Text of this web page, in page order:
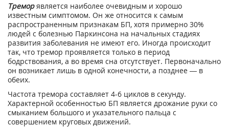
Треморявляется наиболее очевидным и хорошо
известным симптомом. Он же относится к самым
распространенным признакам БП, хотя примерно 30%
людей с болезнью Паркинсона на начальных стадиях
развития заболевания не имеют его. Иногда происходит
так, что тремор проявляется только в период
бодрствования, а во время сна отсутствует. Первоначально
он возникает лишь в одной конечности, а позднее — в
обеих.
Частота тремора составляет 4-6 циклов в секунду.
Характерной особенностью БП является дрожание руки со
смыканием большого и указательного пальца с
совершением круговых движений.